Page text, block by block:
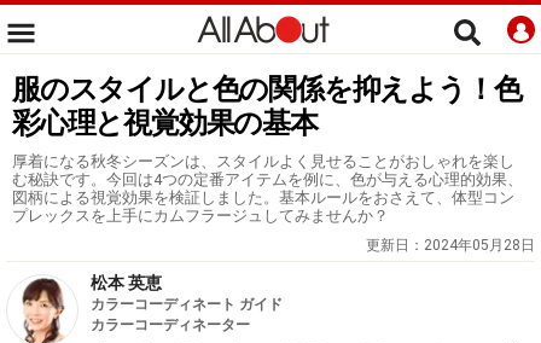
服のスタイルと色の関係を抑えよう！色
彩心理と視覚効果の基本
厚着になる秋冬シーズンは、スタイルよく見せることがおしゃれを楽し
む秘訣です。今回は4つの定番アイテムを例に、色が与える心理的効果、
図柄による視覚効果を検証しました。基本ルールをおさえて、体型コン
プレックスを上手にカムフラージュしてみませんか？
更新日： 2024年05月28日
松本 英恵
カラーコーディネート ガイド
カラーコーディネーター